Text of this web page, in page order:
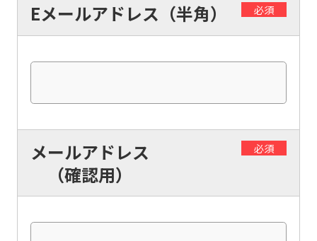
Eメールアドレス（半角） 必須
メールアドレス
（確認用）
必須